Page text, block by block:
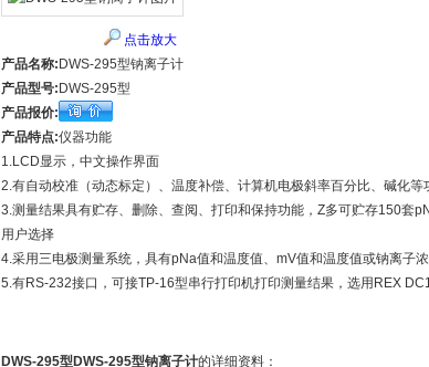
点击放大
产品名称: DWS-295型钠离子计
产品型号: DWS-295型
产品报价:
产品特点:仪器功能
1.LCD显示，中文操作界面
2.有自动校准（动态标定）、温度补偿、计算机电极斜率百分比、碱化等
3.测量结果具有贮存、删除、查阅、打印和保持功能，Z多可贮存150套
用户选择
4.采用三电极测量系统，具有pNa值和温度值、mV值和温度值或钠离子
5.有RS-232接口，可接TP-16型串行打印机打印测量结果，选用REX
DWS-295型DWS-295型钠离子计的详细资料：